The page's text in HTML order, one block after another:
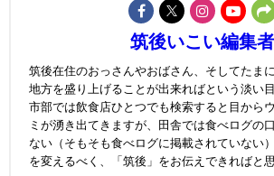
筑後いこい編集者
筑後在住のおっさんやおばさん、そしてたま
地方を盛り上げることが出来ればという淡い
市部では飲食店ひとつでも検索すると目から
ミが湧き出てきますが、田舎では食べログの
ない（そもそも食べログに掲載されていない
を変えるべく、「筑後」をお伝えできればと